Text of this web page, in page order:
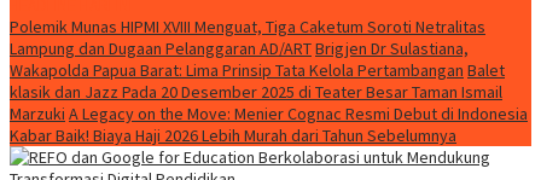
Polemik Munas HIPMI XVIII Menguat, Tiga Caketum Soroti Netralitas
Lampung dan Dugaan Pelanggaran AD/ARTBrigjen Dr Sulastiana,
Wakapolda Papua Barat: Lima Prinsip Tata Kelola Pertambangan Balet
klasik dan Jazz Pada 20 Desember 2025 di Teater Besar Taman Ismail
Marzuki A Legacy on the Move: Menier Cognac Resmi Debut di Indonesia
Kabar Baik! Biaya Haji 2026 Lebih Murah dari Tahun Sebelumnya